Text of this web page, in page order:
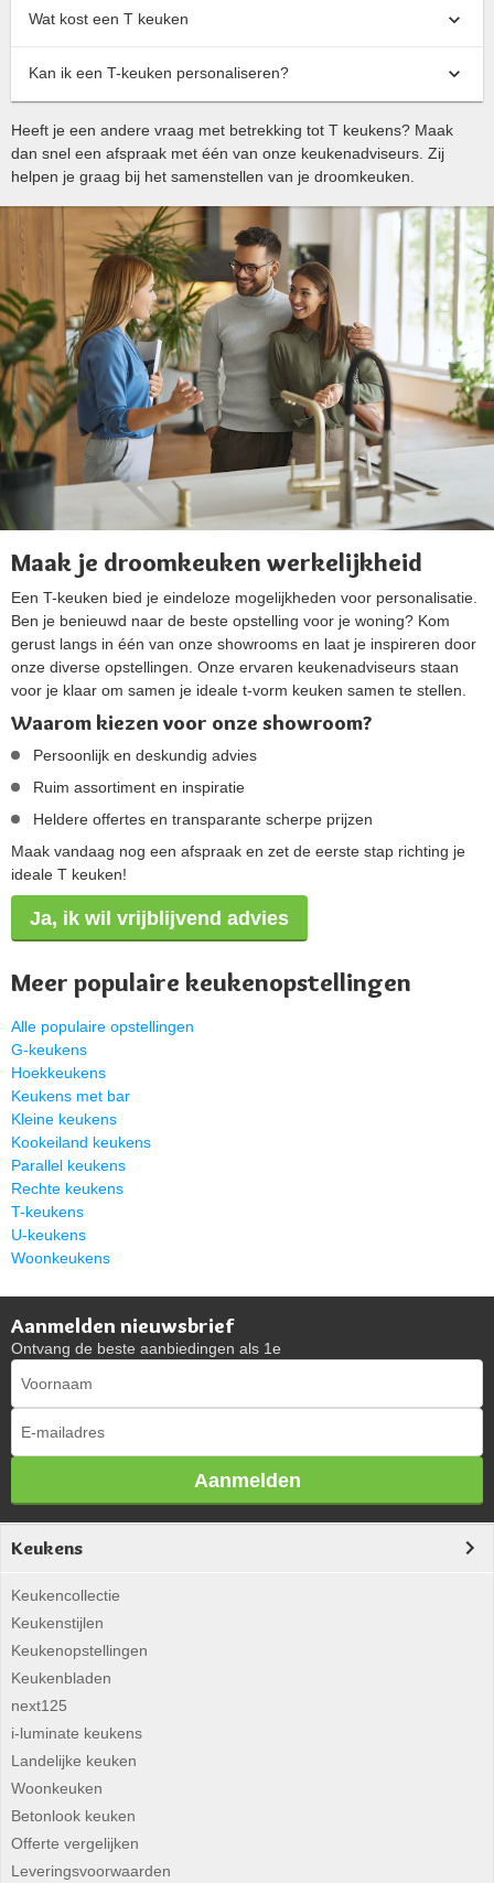
Wat kost een T keuken
Kan ik een T-keuken personaliseren?
Heeft je een andere vraag met betrekking tot T keukens? Maak
dan snel een afspraak met één van onze keukenadviseurs. Zij
helpen je graag bij het samenstellen van je droomkeuken.
Maak je droomkeuken werkelijkheid
Een T-keuken bied je eindeloze mogelijkheden voor personalisatie.
Ben je benieuwd naar de beste opstelling voor je woning? Kom
gerust langs in één van onze showrooms en laat je inspireren door
onze diverse opstellingen. Onze ervaren keukenadviseurs staan
voor je klaar om samen je ideale t-vorm keuken samen te stellen.
Waarom kiezen voor onze showroom?
Persoonlijk en deskundig advies
Ruim assortiment en inspiratie
Heldere offertes en transparante scherpe prijzen
Maak vandaag nog een afspraak en zet de eerste stap richting je
ideale T keuken!
Ja, ik wil vrijblijvend advies
Meer populaire keukenopstellingen
Alle populaire opstellingen
G-keukens
Hoekkeukens
Keukens met bar
Kleine keukens
Kookeiland keukens
Parallel keukens
Rechte keukens
T-keukens
U-keukens
Woonkeukens
Aanmelden nieuwsbrief
Ontvang de beste aanbiedingen als 1e
Aanmelden
Keukens
Keukencollectie
Keukenstijlen
Keukenopstellingen
Keukenbladen
next125
i-luminate keukens
Landelijke keuken
Woonkeuken
Betonlook keuken
Offerte vergelijken
Leveringsvoorwaarden